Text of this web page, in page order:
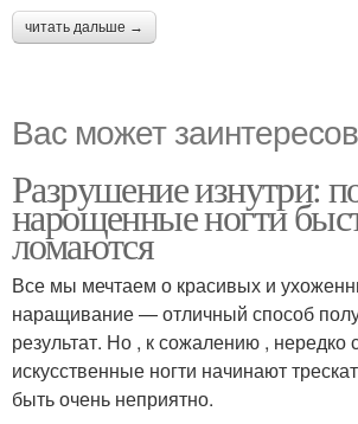
читать дальше →
Вас может
Разрушение изнутри:
нарощенные ногти
ломаются
Все мы мечтаем о красивых и
наращивание — отличный способ
результат. Но , к сожалению , нередко
искусственные ногти начинают
быть очень неприятно.